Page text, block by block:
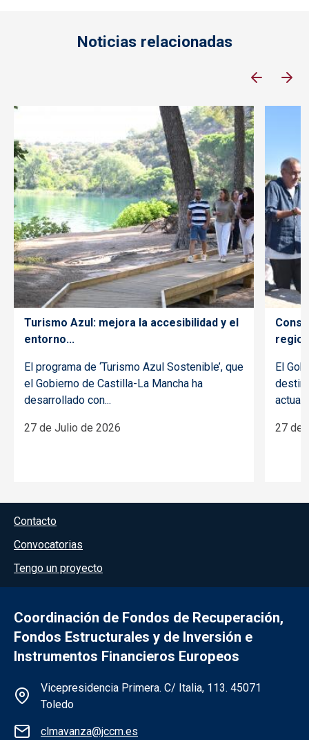
Noticias relacionadas
Turismo Azul: mejora la accesibilidad y el
entorno...
El programa de ‘Turismo Azul Sostenible’, que
el Gobierno de Castilla-La Mancha ha
desarrollado con...
27 de Julio de 2026
El
27 de
Menú del pie
Contacto
Convocatorias
Tengo un proyecto
Coordinación de Fondos de Recuperación,
Fondos Estructurales y de Inversión e
Instrumentos Financieros Europeos
Información de la institución
Vicepresidencia Primera. C/ Italia, 113. 45071
Toledo
clmavanza@jccm.es